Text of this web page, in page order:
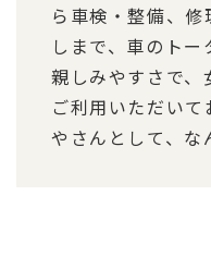
ら車検・整備、
しまで、車のトー
親しみやすさで、
ご利用いただい
やさんとして、な